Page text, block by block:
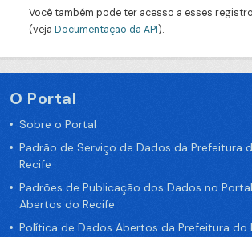
Você também pode ter acesso a esses
(veja Documentação da API).
O Portal
Sobre o Portal
Padrão de Serviço de Dados da Prefeitura
Recife
Padrões de Publicação dos Dados no
Abertos do Recife
Política de Dados Abertos da Prefeitura do